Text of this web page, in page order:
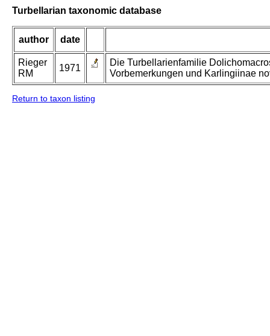
Turbellarian taxonomic database
author date
Rieger
RM
1971
Die Turbellarienfamilie
Vorbemerkungen und Karlingiinae
Return to taxon listing